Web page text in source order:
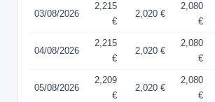
03/08/2026
2,215
€
2,020 €
2,080
€
04/08/2026
2,215
€
2,020 €
2,080
€
05/08/2026
2,209
€
2,020 €
2,080
€